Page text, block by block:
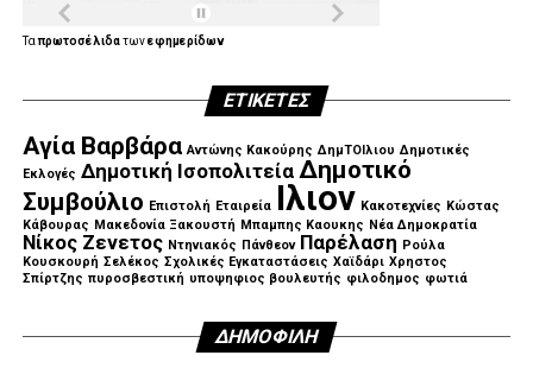
Ταπρωτοσέλιδατωνεφημερίδων
ΕΤΙΚΈΤΕΣ
Αγία Βαρβάρα Αντώνης Κακούρης ΔημΤΟΙλιου Δημοτικές
Εκλογές Δημοτική Ισοπολιτεία Δημοτικό
Συμβούλιο Επιστολή Εταιρεία Ιλιον Κακοτεχνίες Κώστας
Κάβουρας Μακεδονία Ξακουστή Μπαμπης Καουκης Νέα Δημοκρατία
Νίκος Ζενετος Ντηνιακός Πάνθεον Παρέλαση Ρούλα
Κουσκουρή Σελέκος Σχολικές Εγκαταστάσεις Χαϊδάρι Χρηστος
Σπίρτζης πυροσβεστική υποψηφιος βουλευτής φιλοδημος φωτιά
ΔΗΜΟΦΙΛΉ